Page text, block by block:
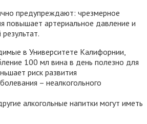
предупреждают: чрезмерное
повышает артериальное давление и
в Университете Калифорнии,
100 мл вина в день полезно для
риск развития
– неалкогольного
алкогольные напитки могут иметь